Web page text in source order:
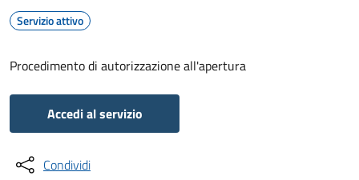
Servizio attivo
Procedimento di autorizzazione all'apertura
Accedi al servizio
Condividi